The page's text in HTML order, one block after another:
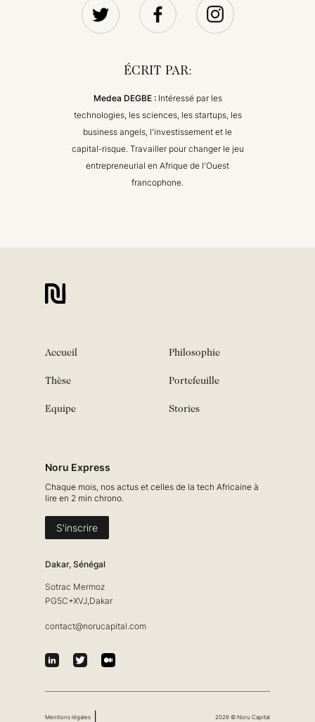
ÉCRIT PAR:
Medea DEGBE :Intéressé par les
technologies, les sciences, les startups, les
business angels, l'investissement et le
capital-risque. Travailler pour changer le jeu
entrepreneurial en Afrique de l'Ouest
francophone.
Dakar, Sénégal
Sotrac Mermoz
PG5C+XVJ,Dakar
contact@norucapital.com
Accueil Philosophie
Thèse Portefeuille
Equipe Stories
Noru Express
Chaque mois, nos actus et celles de la tech Africaine à
lire en 2 min chrono.
S'inscrire
Mentions légales 2026 © Noru Capital